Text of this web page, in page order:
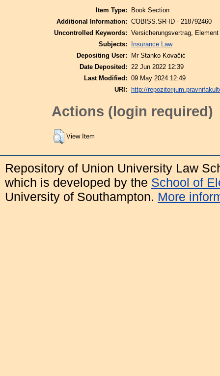
Item Type:
Book Section
Additional Information: COBISS.SR-ID - 218792460
Uncontrolled Keywords: Versicherungsvertrag,
Subjects:
Insurance Law
Depositing User:
Mr Stanko Kovačić
Date Deposited:
22 Jun 2022 12:39
Last Modified: 09 May 2024 12:49
URI:
http://
Actions (login required)
View Item
Repository of Union University Law
which is developed by the School of
University of Southampton. More